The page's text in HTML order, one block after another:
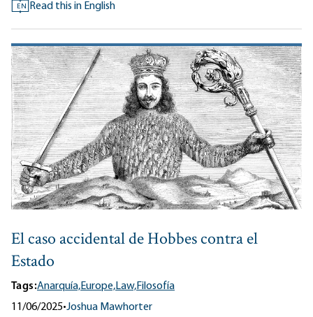
EN Read this in English
El caso accidental de Hobbes contra el
Estado
Tags:Anarquía,Europe,Law,Filosofía
11/06/2025•Joshua Mawhorter